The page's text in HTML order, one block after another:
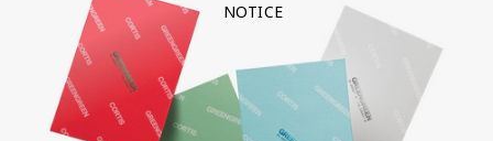
NOTICE